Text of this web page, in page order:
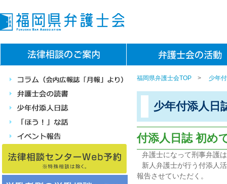
福岡県弁護士会TOP > 少年
少年付添人日
付添人日誌 初め
弁護士になって刑事弁護
新人弁護士が行う付添人
報告させていただく。